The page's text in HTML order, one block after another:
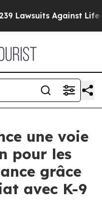
Against Life-Saving
une voie
pour les
grâce
avec K-9